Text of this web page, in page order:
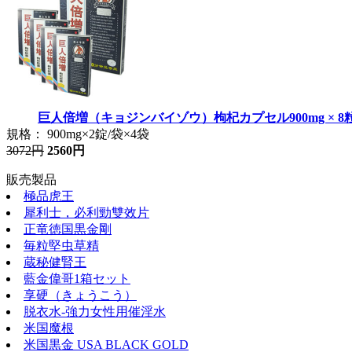
巨人倍増（キョジンバイゾウ）枸杞カプセル900mg × 8
規格： 900mg×2錠/袋×4袋
3072円 2560円
販売製品
極品虎王
犀利士，必利勁雙效片
正竜徳国黒金剛
毎粒堅虫草精
蔵秘健腎王
藍金偉哥1箱セット
享硬（きょうこう）
脱衣水-強力女性用催淫水
米国魔根
米国黒金 USA BLACK GOLD